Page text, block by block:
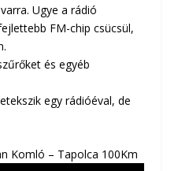
Ugye a rádió
FM-chip csücsül,
és egyéb
egy rádióéval, de
Komló – Tapolca 100Km